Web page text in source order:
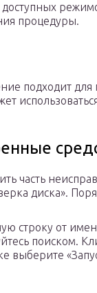
процедуры.
подходит
часть
диска».
строку от
поиском.
выберите